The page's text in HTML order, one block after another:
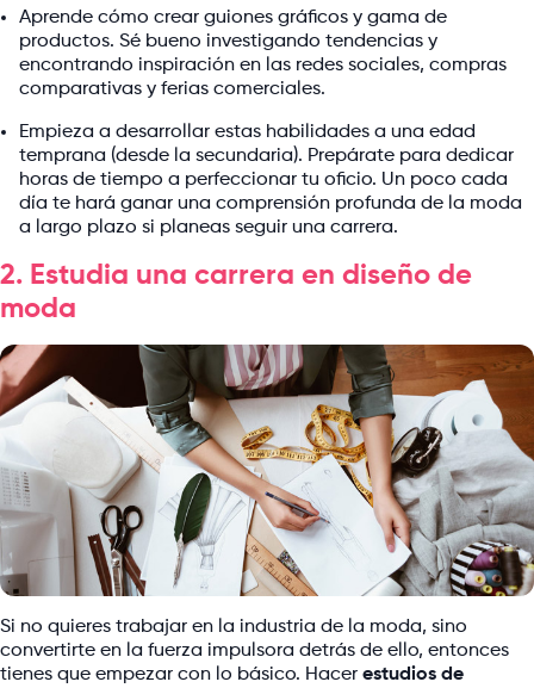
Aprende cómo crear guiones gráficos y gama de
productos. Sé bueno investigando tendencias y
encontrando inspiración en las redes sociales, compras
comparativas y ferias comerciales.
Empieza a desarrollar estas habilidades a una edad
temprana (desde la secundaria). Prepárate para dedicar
horas de tiempo a perfeccionar tu oficio. Un poco cada
día te hará ganar una comprensión profunda de la moda
a largo plazo si planeas seguir una carrera.
2. Estudia una carrera en diseño de
moda
Si no quieres trabajar en la industria de la moda, sino
convertirte en la fuerza impulsora detrás de ello, entonces
tienes que empezar con lo básico. Hacer estudios de